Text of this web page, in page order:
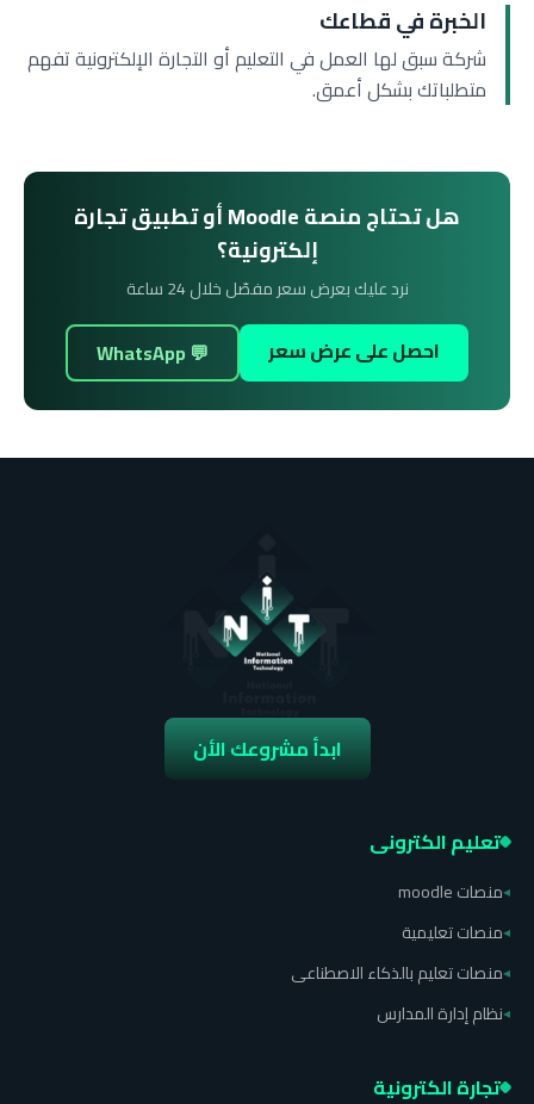
الخبرة في قطاعك
شركة سبق لها العمل في التعليم أو التجارة الإلكترونية تفهم
متطلباتك بشكل أعمق.
هل تحتاج منصة Moodle أو تطبيق تجارة
إلكترونية؟
نرد عليك بعرض سعر مفصّل خلال 24 ساعة
احصل على عرض سعر 💬 WhatsApp
ابدأ مشروعك الأن
تعليم الكترونى
◂منصات moodle
◂منصات تعليمية
◂منصات تعليم بالذكاء الاصطناعى
◂نظام إدارة المدارس
تجارة الكترونية